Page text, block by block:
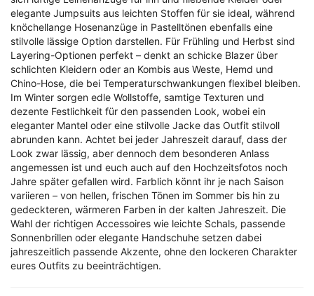
elegante Jumpsuits aus leichten Stoffen für sie ideal, während
knöchellange Hosenanzüge in Pastelltönen ebenfalls eine
stilvolle lässige Option darstellen. Für Frühling und Herbst sind
Layering-Optionen perfekt – denkt an schicke Blazer über
schlichten Kleidern oder an Kombis aus Weste, Hemd und
Chino-Hose, die bei Temperaturschwankungen flexibel bleiben.
Im Winter sorgen edle Wollstoffe, samtige Texturen und
dezente Festlichkeit für den passenden Look, wobei ein
eleganter Mantel oder eine stilvolle Jacke das Outfit stilvoll
abrunden kann. Achtet bei jeder Jahreszeit darauf, dass der
Look zwar lässig, aber dennoch dem besonderen Anlass
angemessen ist und euch auch auf den Hochzeitsfotos noch
Jahre später gefallen wird. Farblich könnt ihr je nach Saison
variieren – von hellen, frischen Tönen im Sommer bis hin zu
gedeckteren, wärmeren Farben in der kalten Jahreszeit. Die
Wahl der richtigen Accessoires wie leichte Schals, passende
Sonnenbrillen oder elegante Handschuhe setzen dabei
jahreszeitlich passende Akzente, ohne den lockeren Charakter
eures Outfits zu beeinträchtigen.